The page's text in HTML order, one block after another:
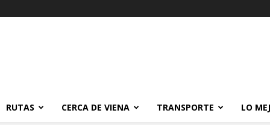
RUTAS CERCA DE VIENA TRANSPORTE LO